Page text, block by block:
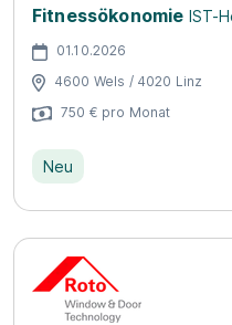
Fitnessökonomie IST-
01.10.2026
4600 Wels / 4020 Linz
750 € pro Monat
Neu